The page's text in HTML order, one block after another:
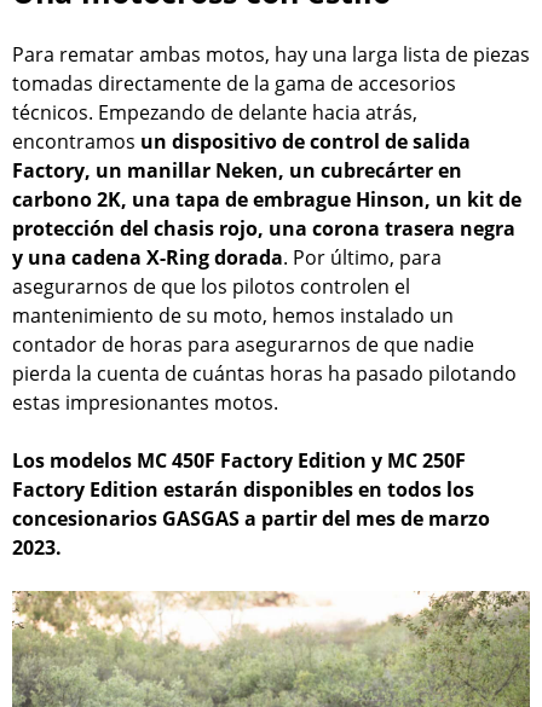
Para rematar ambas motos, hay una larga lista de piezas
tomadas directamente de la gama de accesorios
técnicos. Empezando de delante hacia atrás,
encontramos un dispositivo de control de salida
Factory, un manillar Neken, un cubrecárter en
carbono 2K, una tapa de embrague Hinson, un kit de
protección del chasis rojo, una corona trasera negra
y una cadena X-Ring dorada. Por último, para
asegurarnos de que los pilotos controlen el
mantenimiento de su moto, hemos instalado un
contador de horas para asegurarnos de que nadie
pierda la cuenta de cuántas horas ha pasado pilotando
estas impresionantes motos.
Los modelos MC 450F Factory Edition y MC 250F
Factory Edition estarán disponibles en todos los
concesionarios GASGAS a partir del mes de marzo
2023.